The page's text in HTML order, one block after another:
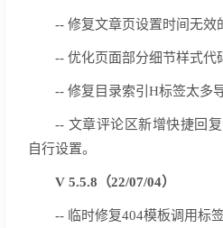
-- 修复文章页设置时间无效
-- 优化页面部分细节样式代
-- 修复目录索引H标签太多
-- 文章评论区新增快捷回
自行设置。
V 5.5.8（22/07/04）
-- 临时修复404模板调用标